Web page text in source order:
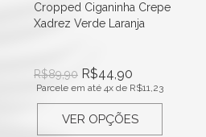
Cropped Ciganinha Crepe
Xadrez Verde Laranja
R$89,90 R$44,90
Parcele em até 4x de R$11,23
VER OPÇÕES